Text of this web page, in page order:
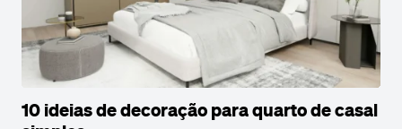
10 ideias de decoração para quarto de casal